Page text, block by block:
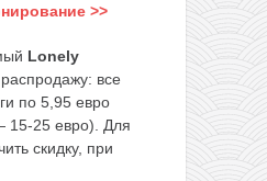
>>
Lonely
все
по 5,95 евро
15-25 евро). Для
скидку, при